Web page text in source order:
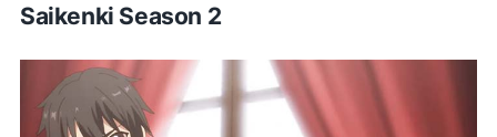
Saikenki Season 2